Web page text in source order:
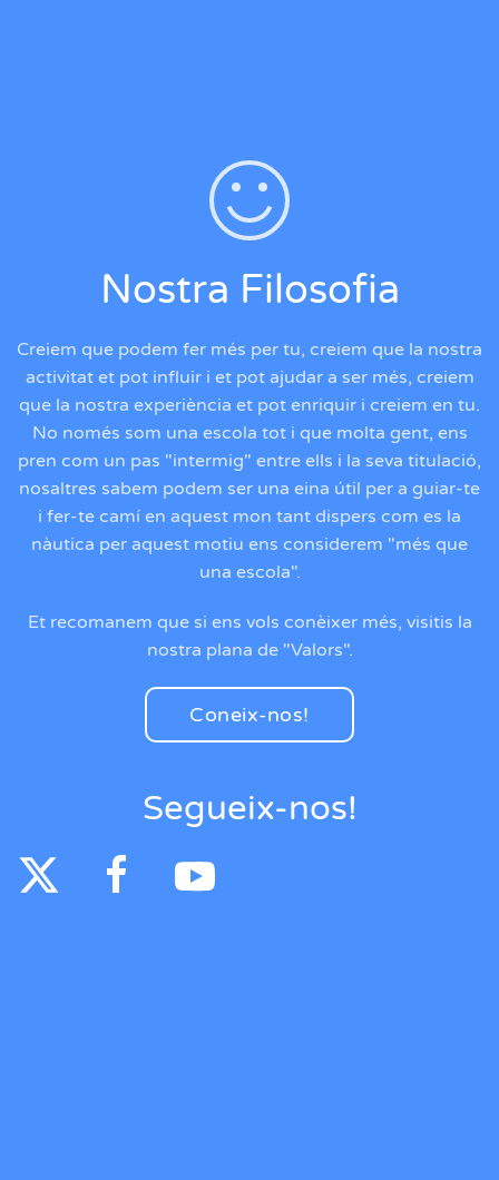
Nostra Filosofia
Creiem que podem fer més per tu, creiem que la nostra
activitat et pot influir i et pot ajudar a ser més, creiem
que la nostra experiència et pot enriquir i creiem en tu.
No només som una escola tot i que molta gent, ens
pren com un pas "intermig" entre ells i la seva titulació,
nosaltres sabem podem ser una eina útil per a guiar-te
i fer-te camí en aquest mon tant dispers com es la
nàutica per aquest motiu ens considerem "més que
una escola".
Et recomanem que si ens vols conèixer més, visitis la
nostra plana de "Valors".
Coneix-nos!
Segueix-nos!